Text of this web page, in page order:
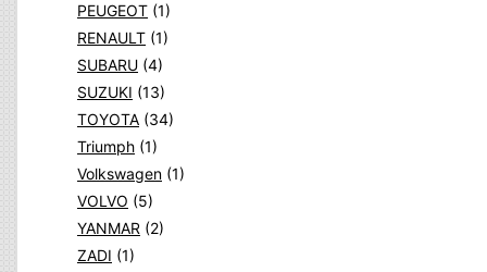
PEUGEOT (1)
RENAULT (1)
SUBARU (4)
SUZUKI (13)
TOYOTA (34)
Triumph (1)
Volkswagen (1)
VOLVO (5)
YANMAR (2)
ZADI (1)